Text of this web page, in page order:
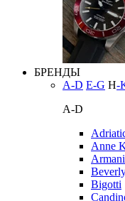
БРЕНДЫ
A-D E-G H-
A-D
Anne
Bigotti